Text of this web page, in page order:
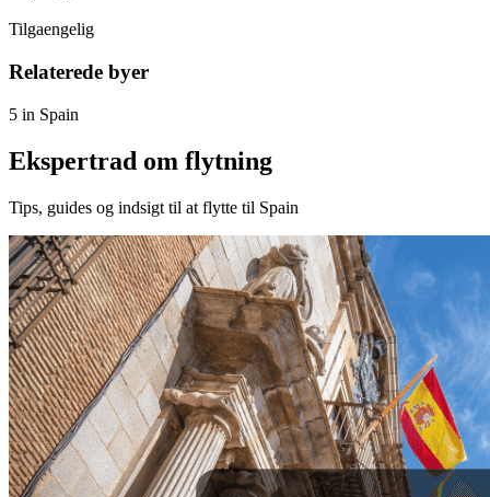
Tilgaengelig
Relaterede byer
5 in Spain
Ekspertrad om flytning
Tips, guides og indsigt til at flytte til Spain